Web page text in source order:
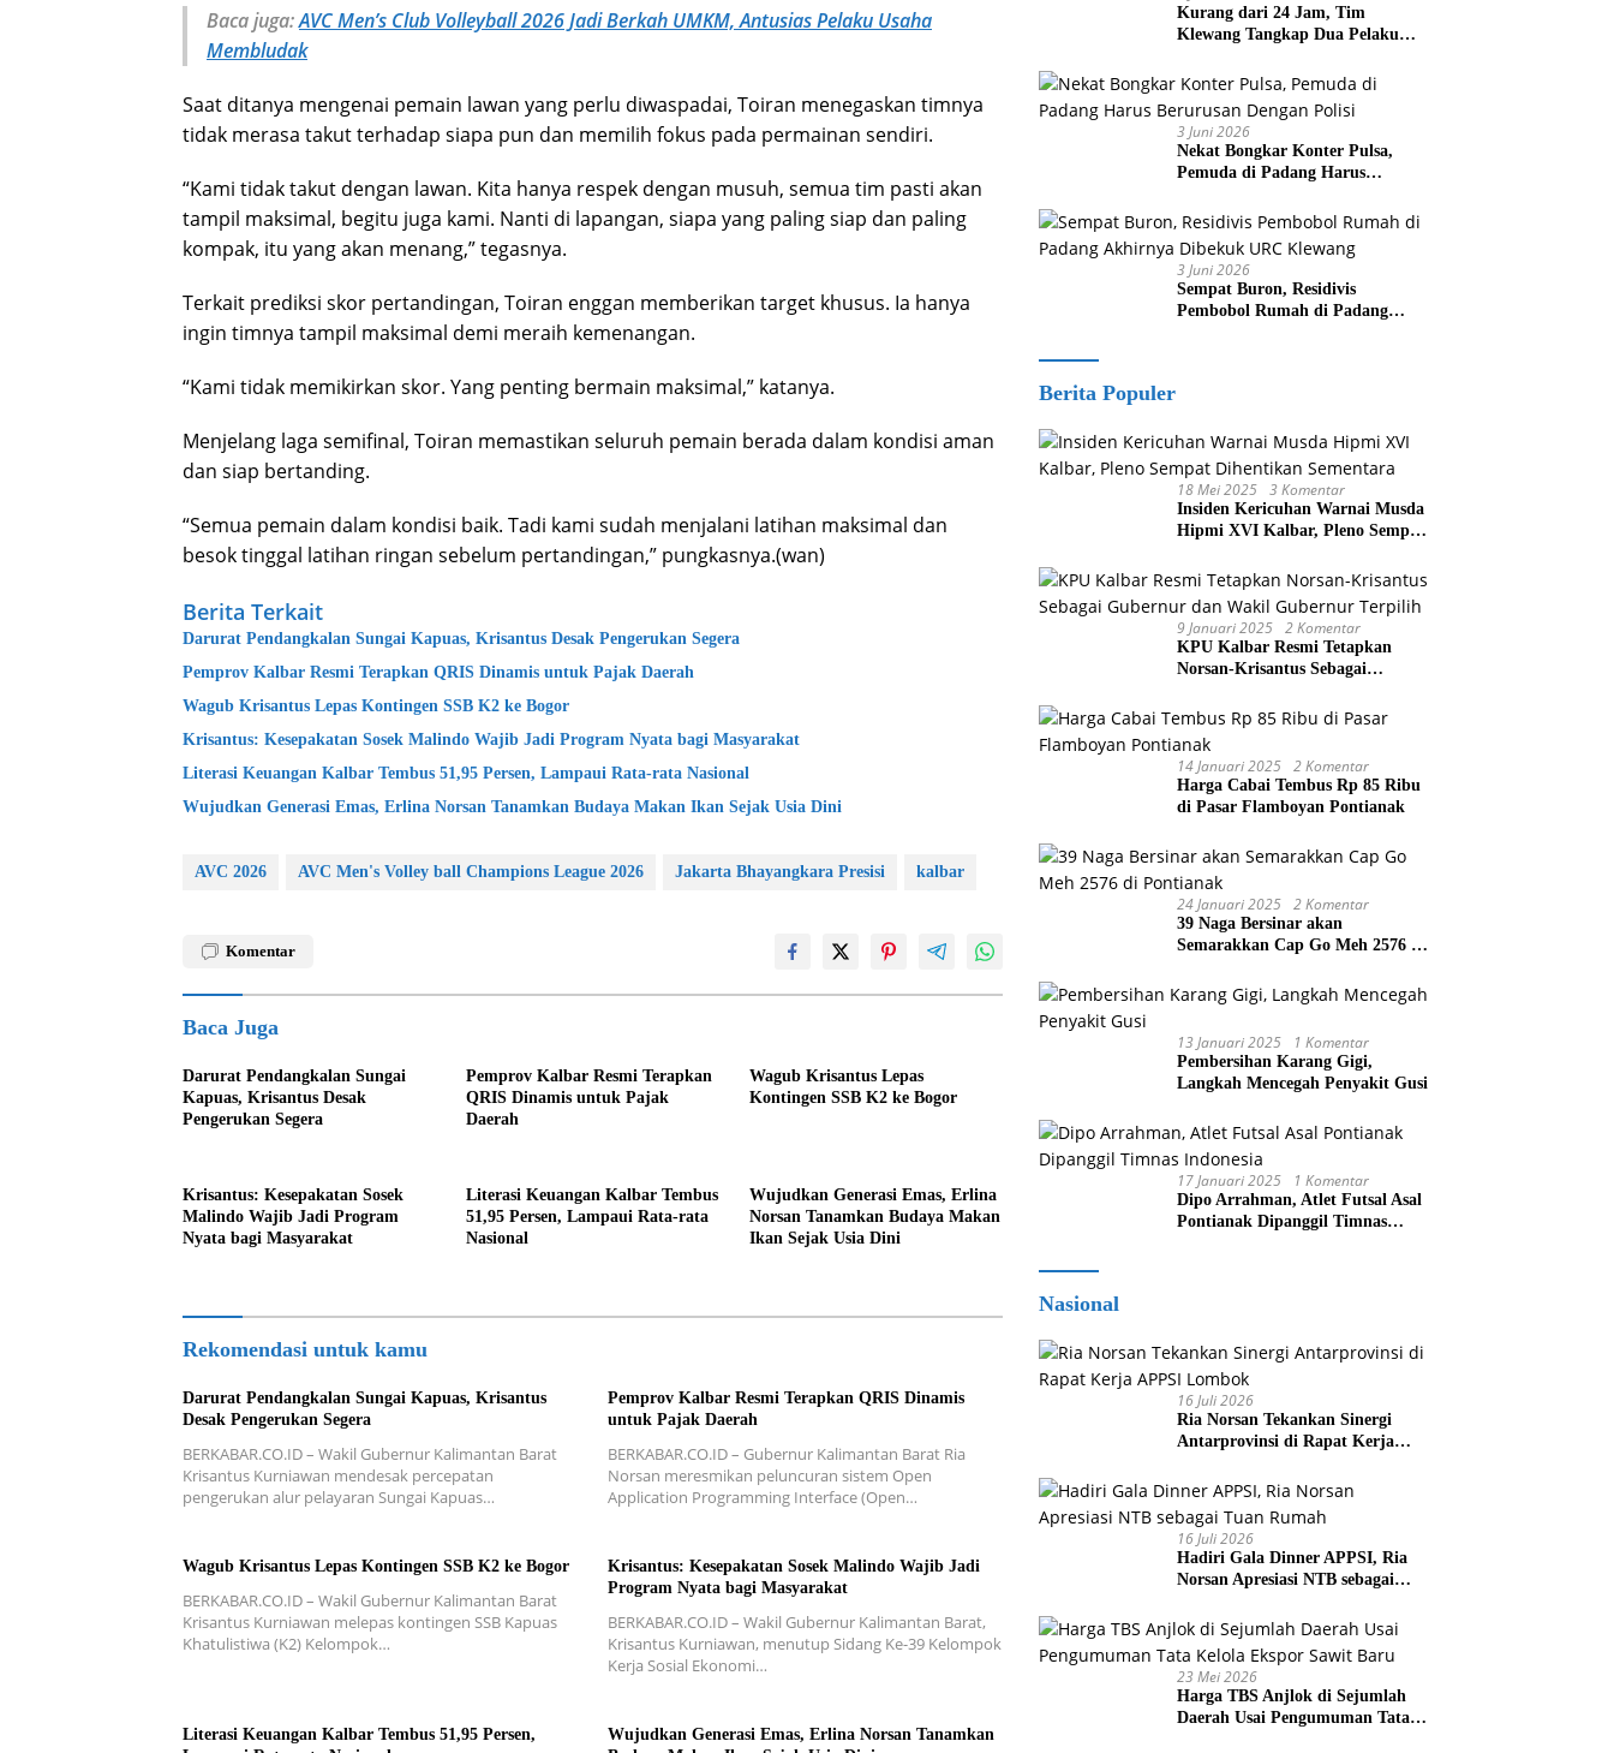
Baca juga:AVC Men’s Club Volleyball 2026 Jadi Berkah UMKM, Antusias Pelaku Usaha
Membludak
Saat ditanya mengenai pemain lawan yang perlu diwaspadai, Toiran menegaskan timnya
tidak merasa takut terhadap siapa pun dan memilih fokus pada permainan sendiri.
“Kami tidak takut dengan lawan. Kita hanya respek dengan musuh, semua tim pasti akan
tampil maksimal, begitu juga kami. Nanti di lapangan, siapa yang paling siap dan paling
kompak, itu yang akan menang,” tegasnya.
Terkait prediksi skor pertandingan, Toiran enggan memberikan target khusus. Ia hanya
ingin timnya tampil maksimal demi meraih kemenangan.
“Kami tidak memikirkan skor. Yang penting bermain maksimal,” katanya.
Menjelang laga semifinal, Toiran memastikan seluruh pemain berada dalam kondisi aman
dan siap bertanding.
“Semua pemain dalam kondisi baik. Tadi kami sudah menjalani latihan maksimal dan
besok tinggal latihan ringan sebelum pertandingan,” pungkasnya.(wan)
Berita Terkait
Darurat Pendangkalan Sungai Kapuas, Krisantus Desak Pengerukan Segera
Pemprov Kalbar Resmi Terapkan QRIS Dinamis untuk Pajak Daerah
Wagub Krisantus Lepas Kontingen SSB K2 ke Bogor
Krisantus: Kesepakatan Sosek Malindo Wajib Jadi Program Nyata bagi Masyarakat
Literasi Keuangan Kalbar Tembus 51,95 Persen, Lampaui Rata-rata Nasional
Wujudkan Generasi Emas, Erlina Norsan Tanamkan Budaya Makan Ikan Sejak Usia Dini
AVC 2026 AVC Men's Volley ball Champions League 2026 Jakarta Bhayangkara Presisi kalbar
Komentar
Baca Juga
Darurat Pendangkalan Sungai
Kapuas, Krisantus Desak
Pengerukan Segera
Pemprov Kalbar Resmi Terapkan
QRIS Dinamis untuk Pajak
Daerah
Wagub Krisantus Lepas
Kontingen SSB K2 ke Bogor
Krisantus: Kesepakatan Sosek
Malindo Wajib Jadi Program
Nyata bagi Masyarakat
Literasi Keuangan Kalbar Tembus
51,95 Persen, Lampaui Rata-rata
Nasional
Wujudkan Generasi Emas, Erlina
Norsan Tanamkan Budaya Makan
Ikan Sejak Usia Dini
Rekomendasi untuk kamu
Darurat Pendangkalan Sungai Kapuas, Krisantus
Desak Pengerukan Segera
BERKABAR.CO.ID – Wakil Gubernur Kalimantan Barat
Krisantus Kurniawan mendesak percepatan
pengerukan alur pelayaran Sungai Kapuas…
Pemprov Kalbar Resmi Terapkan QRIS Dinamis
untuk Pajak Daerah
BERKABAR.CO.ID – Gubernur Kalimantan Barat Ria
Norsan meresmikan peluncuran sistem Open
Application Programming Interface (Open…
Wagub Krisantus Lepas Kontingen SSB K2 ke Bogor
BERKABAR.CO.ID – Wakil Gubernur Kalimantan Barat
Krisantus Kurniawan melepas kontingen SSB Kapuas
Khatulistiwa (K2) Kelompok…
Krisantus: Kesepakatan Sosek Malindo Wajib Jadi
Program Nyata bagi Masyarakat
BERKABAR.CO.ID – Wakil Gubernur Kalimantan Barat,
Krisantus Kurniawan, menutup Sidang Ke-39 Kelompok
Kerja Sosial Ekonomi…
Literasi Keuangan Kalbar Tembus 51,95 Persen,
Wujudkan Generasi Emas, Erlina Norsan Tanamkan
Kurang dari 24 Jam, Tim
Klewang Tangkap Dua Pelaku
3 Juni 2026
Nekat Bongkar Konter Pulsa,
Pemuda di Padang Harus
3 Juni 2026
Sempat Buron, Residivis
Pembobol Rumah di Padang
Berita Populer
18 Mei 2025 3 Komentar
Insiden Kericuhan Warnai Musda
Hipmi XVI Kalbar, Pleno Sempat
9 Januari 2025 2 Komentar
KPU Kalbar Resmi Tetapkan
Norsan-Krisantus Sebagai
Terpilih
14 Januari 2025 2 Komentar
Harga Cabai Tembus Rp 85 Ribu
di Pasar Flamboyan Pontianak
24 Januari 2025 2 Komentar
39 Naga Bersinar akan
Semarakkan Cap Go Meh 2576 di
13 Januari 2025 1 Komentar
Pembersihan Karang Gigi,
Langkah Mencegah Penyakit Gusi
17 Januari 2025 1 Komentar
Dipo Arrahman, Atlet Futsal Asal
Pontianak Dipanggil Timnas
Nasional
16 Juli 2026
Ria Norsan Tekankan Sinergi
Antarprovinsi di Rapat Kerja
16 Juli 2026
Hadiri Gala Dinner APPSI, Ria
Norsan Apresiasi NTB sebagai
23 Mei 2026
Harga TBS Anjlok di Sejumlah
Daerah Usai Pengumuman Tata